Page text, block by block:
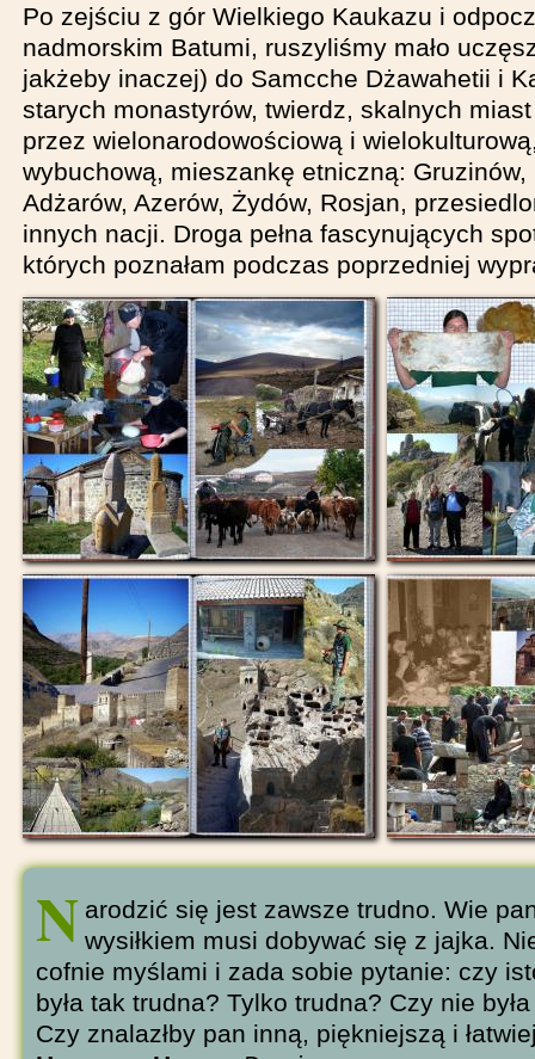
Po zejściu z gór Wielkiego Kaukazu i
nadmorskim Batumi, ruszyliśmy mało
jakżeby inaczej) do Samcche Dżawahetii i
starych monastyrów, twierdz, skalnych
przez wielonarodowościową i
wybuchową, mieszankę etniczną: Gruzinów,
Adżarów, Azerów, Żydów, Rosjan,
innych nacji. Droga pełna fascynujących
których poznałam podczas poprzedniej
N arodzić się jest zawsze trudno. Wie
wysiłkiem musi dobywać się z jajka.
cofnie myślami i zada sobie pytanie: czy
była tak trudna? Tylko trudna? Czy nie
Czy znalazłby pan inną, piękniejszą i